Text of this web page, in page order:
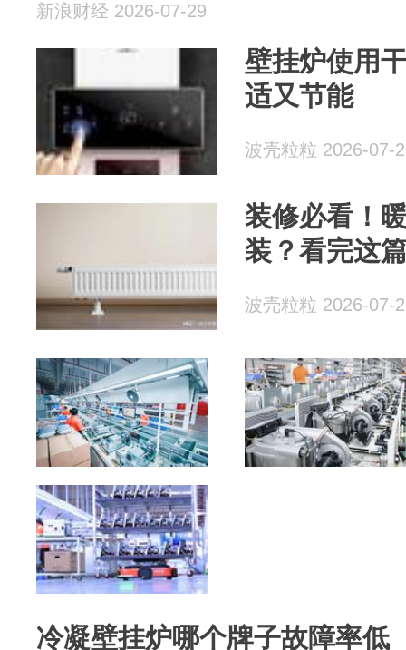
新浪财经 2026-07-29
壁挂炉使用
适又节能
波壳粒粒 2026-07-
装修必看！
装？看完这
波壳粒粒 2026-07-
冷凝壁挂炉哪个牌子故障率低